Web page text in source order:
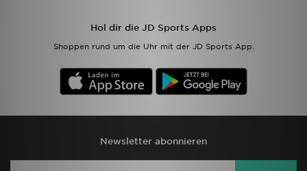
Hol dir die JD Sports Apps
Shoppen rund um die Uhr mit der JD Sports App.
Newsletter abonnieren
Hilfe & Kontakt
Trending Styles